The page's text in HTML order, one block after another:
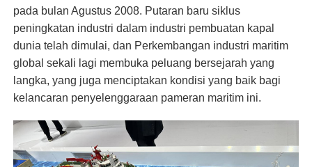
pada bulan Agustus 2008. Putaran baru siklus
peningkatan industri dalam industri pembuatan kapal
dunia telah dimulai, dan Perkembangan industri maritim
global sekali lagi membuka peluang bersejarah yang
langka, yang juga menciptakan kondisi yang baik bagi
kelancaran penyelenggaraan pameran maritim ini.